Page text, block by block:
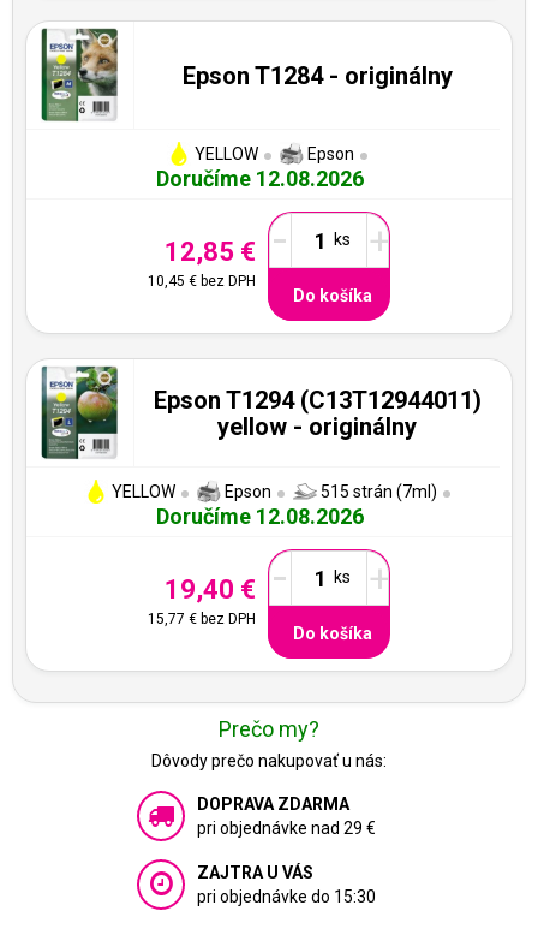
Epson T1284 - originálny
YELLOW Epson
Doručíme 12.08.2026
12,85 €
10,45 € bez DPH
- +
Do košíka
Epson T1294 (C13T12944011)
yellow - originálny
YELLOW Epson 515 strán (7ml)
Doručíme 12.08.2026
19,40 €
15,77 € bez DPH
- +
Do košíka
Prečo my?
Dôvody prečo nakupovať u nás:
DOPRAVA ZDARMA
pri objednávke nad 29 €
ZAJTRA U VÁS
pri objednávke do 15:30